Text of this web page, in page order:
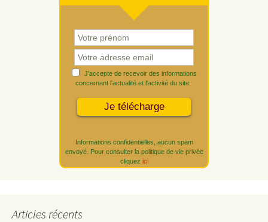
J'accepte de recevoir des informations
concernant l'actualité et l'activité du site.
Informations confidentielles, aucun spam
envoyé. Pour consulter la politique de vie privée
cliquez ici
Articles récents